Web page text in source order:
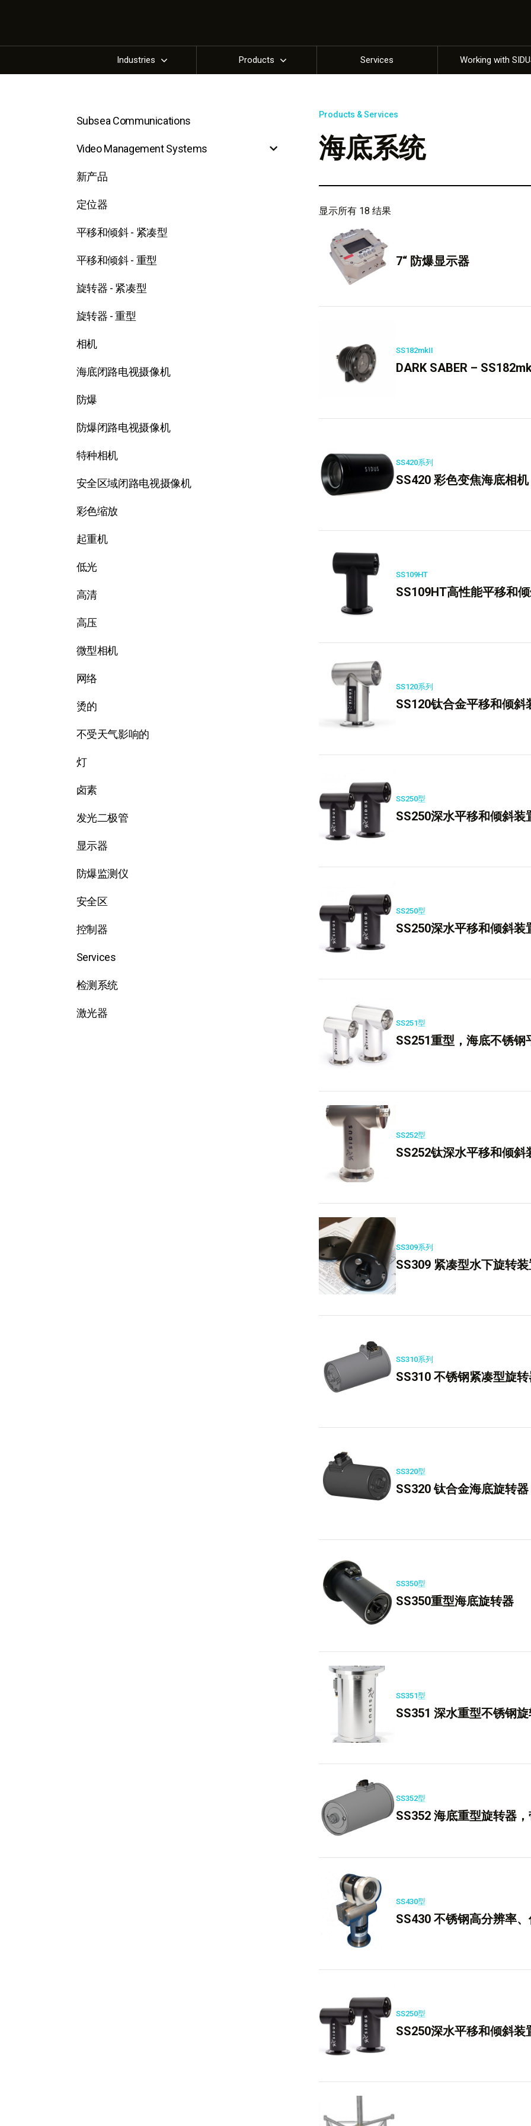
Industries Products Services Working with
Subsea Communications
Video Management Systems
新产品
定位器
平移和倾斜 - 紧凑型
平移和倾斜 - 重型
旋转器 - 紧凑型
旋转器 - 重型
相机
海底闭路电视摄像机
防爆
防爆闭路电视摄像机
特种相机
安全区域闭路电视摄像机
彩色缩放
起重机
低光
高清
高压
微型相机
网络
烫的
不受天气影响的
灯
卤素
发光二极管
显示器
防爆监测仪
安全区
控制器
Services
检测系统
激光器
Products & Services
海底系统
显示所有 18 结果
7“ 防爆显示器
SS182mkII
DARK SABER –
SS420系列
SS420 彩色变焦海底相机
SS109HT
SS109HT高性能平移和
SS120系列
SS120钛合金平移和倾斜
SS250型
SS250深水平移和倾斜装
SS250型
SS250深水平移和倾斜装
SS251型
SS251重型，海底不锈钢
SS252型
SS252钛深水平移和倾斜
SS309系列
SS309 紧凑型水下旋转
SS310系列
SS310 不锈钢紧凑型旋
SS320型
SS320 钛合金海底旋转器
SS350型
SS350重型海底旋转器
SS351型
SS351 深水重型不锈钢
SS352型
SS352 海底重型旋转器
SS430型
SS430 不锈钢高分辨率
SS250型
SS250深水平移和倾斜装